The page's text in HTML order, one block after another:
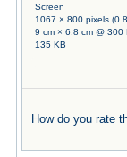
Screen
1067 × 800 pixels
9 cm × 6.8 cm @ 300
135 KB
How do you rate